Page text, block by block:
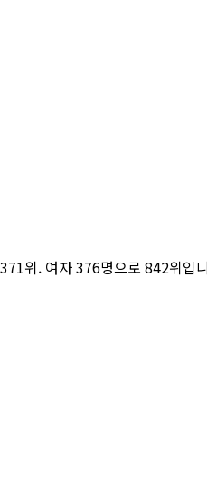
위. 여자 376명으로 842위